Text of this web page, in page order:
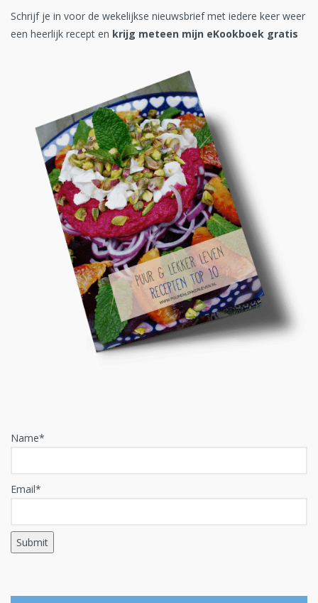
Schrijf je in voor de wekelijkse nieuwsbrief met iedere keer weer
een heerlijk recept en krijg meteen mijn eKookboek gratis
Name*
Email*